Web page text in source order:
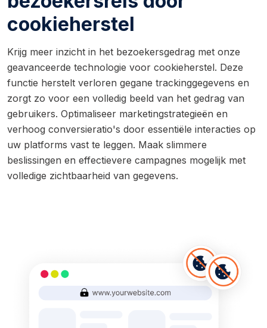
cookieherstel
Krijg meer inzicht in het bezoekersgedrag met onze
geavanceerde technologie voor cookieherstel. Deze
functie herstelt verloren gegane trackinggegevens en
zorgt zo voor een volledig beeld van het gedrag van
gebruikers. Optimaliseer marketingstrategieën en
verhoog conversieratio's door essentiële interacties op
uw platforms vast te leggen. Maak slimmere
beslissingen en effectievere campagnes mogelijk met
volledige zichtbaarheid van gegevens.